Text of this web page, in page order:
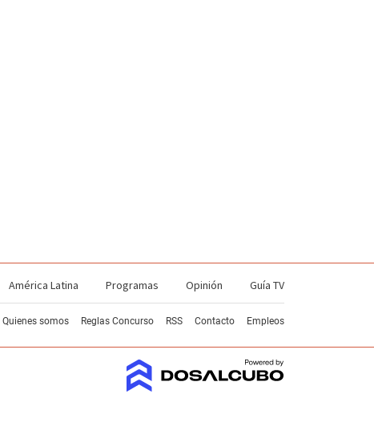
América Latina Programas Opinión Guía TV
Quienes somos Reglas Concurso RSS Contacto Empleos